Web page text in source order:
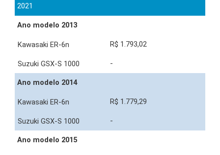
2021
Ano modelo 2013
R$ 1.793,02
-
Ano modelo 2014
R$ 1.779,29
-
Ano modelo 2015